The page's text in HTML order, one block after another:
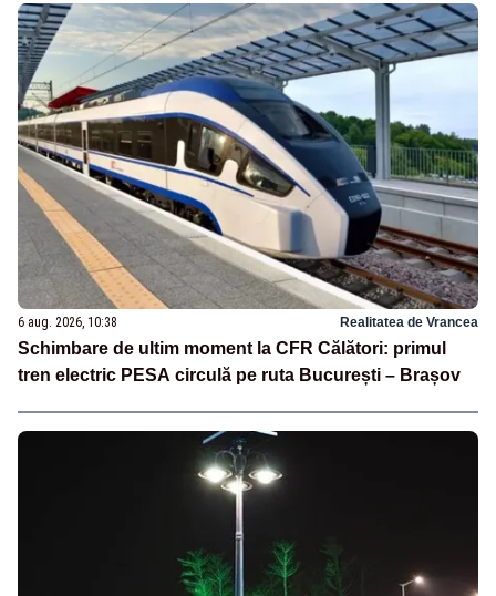
6 aug. 2026, 10:38 Realitatea de Vrancea
Schimbare de ultim moment la CFR Călători: primul
tren electric PESA circulă pe ruta București – Brașov